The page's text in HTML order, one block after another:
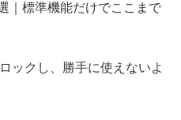
｜標準機能だけでここまで
ックし、勝手に使えないよ